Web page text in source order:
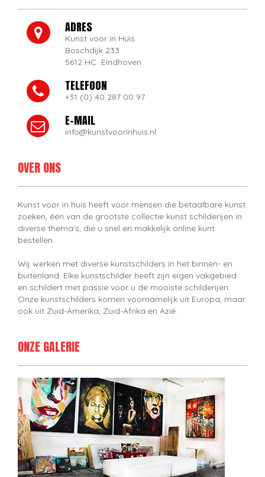
ADRES
Kunst voor in Huis
Boschdijk 233
5612 HC Eindhoven
TELEFOON
+31 (0) 40 287 00 97
E-MAIL
info@kunstvoorinhuis.nl
OVER ONS
Kunst voor in huis heeft voor mensen die betaalbare kunst
zoeken, één van de grootste collectie kunst schilderijen in
diverse thema's, die u snel en makkelijk online kunt
bestellen.
Wij werken met diverse kunstschilders in het binnen- en
buitenland. Elke kunstschilder heeft zijn eigen vakgebied
en schildert met passie voor u de mooiste schilderijen.
Onze kunstschilders komen voornamelijk uit Europa, maar
ook uit Zuid-Amerika, Zuid-Afrika en Azië.
ONZE GALERIE